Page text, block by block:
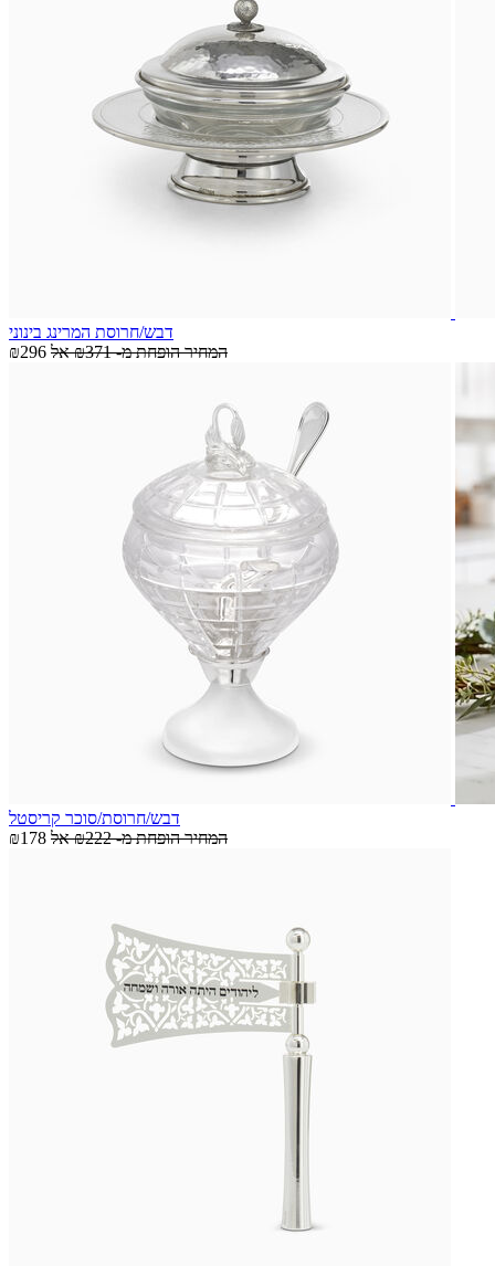
דבש/חרוסת המרינג בינוני
₪296
המחיר הופחת מ-₪371 אל
דבש/חרוסת/סוכר קריסטל
₪178
המחיר הופחת מ-₪222 אל